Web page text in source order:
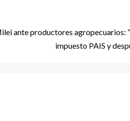
ante productores agropecuarios:
impuesto PAIS y